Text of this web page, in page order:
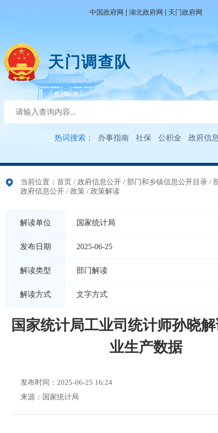
中国政府网 | 湖北政府网 | 天门政府网
天门调查队
热词搜索： 办事指南 社保 公积金 政府信
当前位置： 首页 / 政府信息公开 / 部门和乡镇信息公开目录 /
政府信息公开 / 政策 / 政策解读
解读单位 国家统计局
发布日期 2025-06-25
解读类型 部门解读
解读方式 文字方式
国家统计局工业司统计师孙晓
业生产数据
发布时间：2025-06-25 16:24
来源：国家统计局